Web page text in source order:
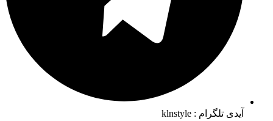
آیدی تلگرام : klnstyle